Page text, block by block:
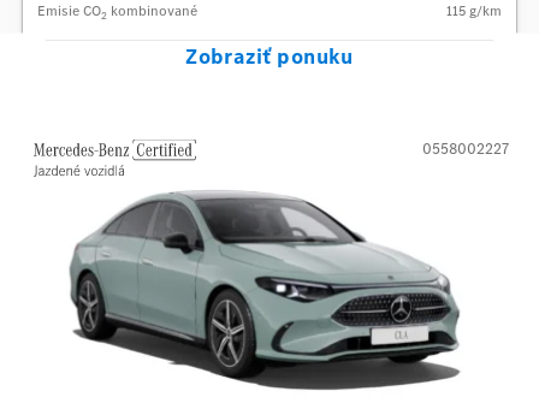
Emisie CO2 kombinované 115g/km
Zobraziť ponuku
0558002227